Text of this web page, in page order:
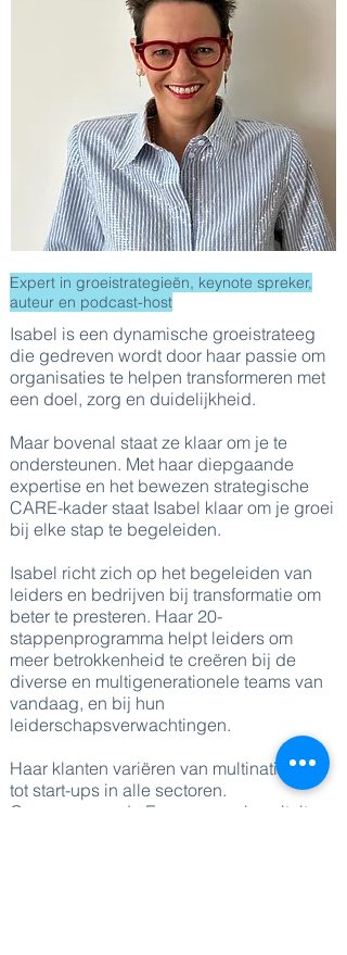
Expert in groeistrategieën, keynote spreker,
auteur en podcast-host
Isabel is een dynamische groeistrateeg
die gedreven wordt door haar passie om
organisaties te helpen transformeren met
een doel, zorg en duidelijkheid.
Maar bovenal staat ze klaar om je te
ondersteunen. Met haar diepgaande
expertise en het bewezen strategische
CARE-kader staat Isabel klaar om je groei
bij elke stap te begeleiden.
Isabel richt zich op het begeleiden van
leiders en bedrijven bij transformatie om
beter te presteren. Haar 20-
stappenprogramma helpt leiders om
meer betrokkenheid te creëren bij de
diverse en multigenerationele teams van
vandaag, en bij hun
leiderschapsverwachtingen.
Haar klanten variëren van multinationals
tot start-ups in alle sectoren.
Gerenommeerde Europese universiteiten